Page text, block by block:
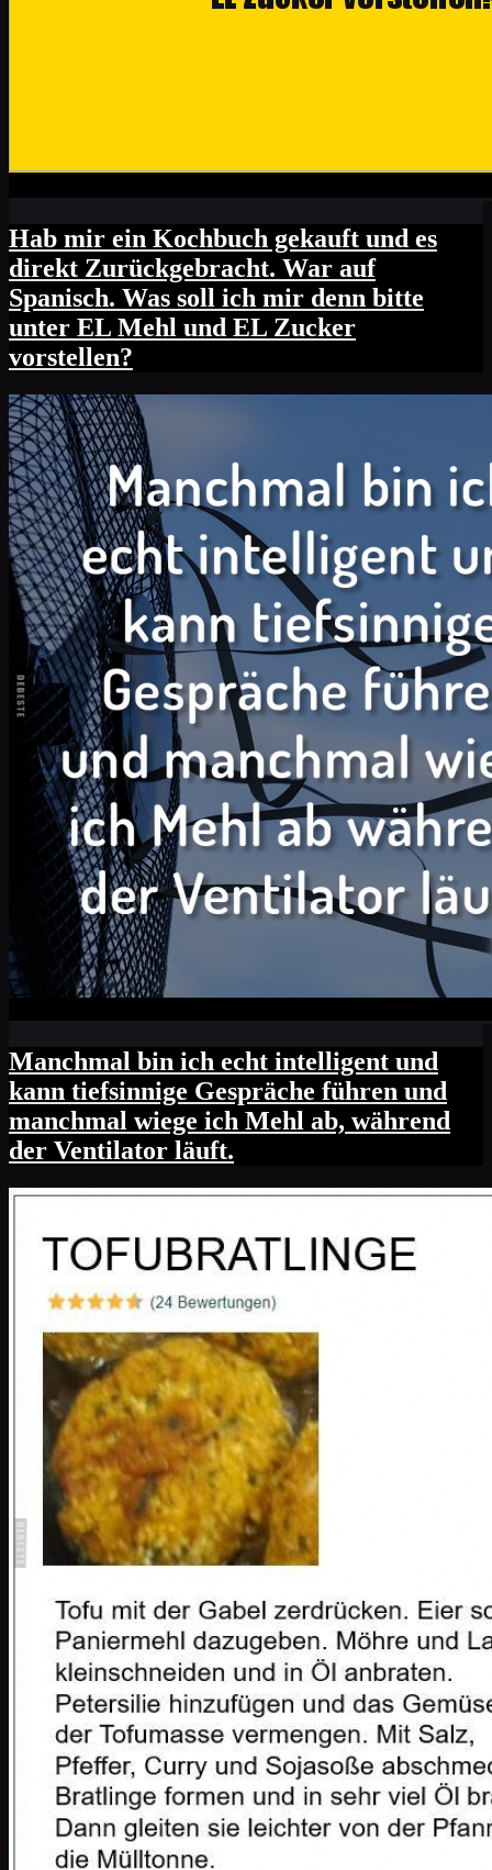
Hab mir ein Kochbuch gekauft und es
direkt Zurückgebracht. War auf
Spanisch. Was soll ich mir denn bitte
unter EL Mehl und EL Zucker
vorstellen?
Manchmal bin ich echt intelligent und
kann tiefsinnige Gespräche führen und
manchmal wiege ich Mehl ab, während
der Ventilator läuft.